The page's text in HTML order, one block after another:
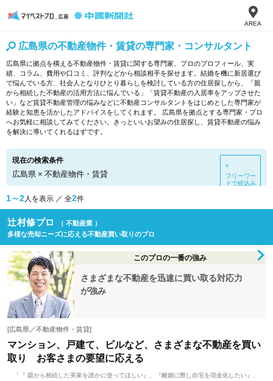
AREA
広島県の不動産物件・賃貸の専門家・コンサルタント
広島県に拠点を構える不動産物件・賃貸に関する専門家、プロのプロフィール、実
績、コラム、費用や口コミ、評判などから相談相手を探せます。結婚を機に新居選び
で悩んでいる方、社会人となりひとり暮らしを検討している方の住居探しから、「親
から相続した不動産の活用方法に悩んでいる」「賃貸不動産の入居率をアップさせた
い」など賃貸不動産管理の悩みなどに不動産コンサルタントをはじめとした専門家が
経験と知恵を活かしたアドバイスをしてくれます。 広島県を拠点とする専門家・プロ
へお気軽に相談してみてください。きっといいお望みの住居探し、賃貸不動産の悩み
を解決に導いてくれるはずです。
現在の検索条件
広島県 × 不動産物件・賃貸
＋
フリーワー
ドで絞込み
1～2人を表示 ／ 全2件
辻村修プロ
（ 不動産業 ）
多様な売却ニーズに応える不動産買い取りのプロ
このプロの一番の強み
さまざまな不動産を迅速に買い取る対応力
が強み
[広島県／不動産物件・賃貸]
マンション、戸建て、ビルなど、さまざまな不動産を買い
取り お客さまの要望に応える
「『 親から相続した実家を誰かに使ってほしい』、『離婚に際し自宅を現金化したい』、